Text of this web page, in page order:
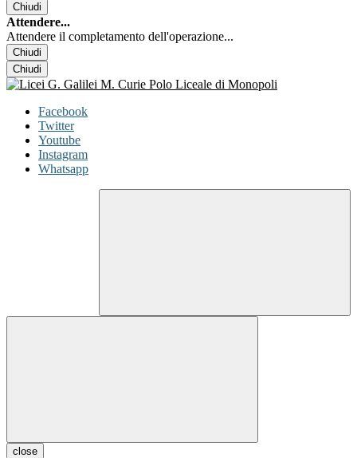
Chiudi
Attendere...
Attendere il completamento dell'operazione...
Chiudi
Chiudi
Facebook
Twitter
Youtube
Instagram
Whatsapp
close